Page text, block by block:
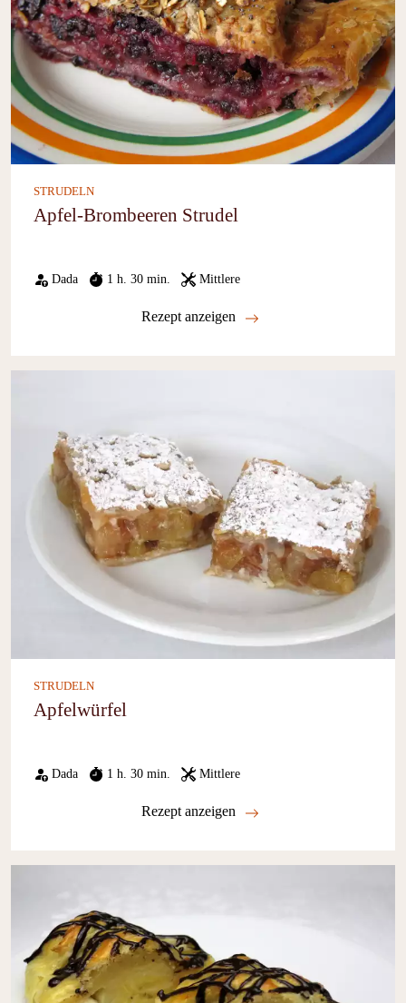
STRUDELN
Apfel-Brombeeren Strudel
Dada 1 h. 30 min. Mittlere
Rezept anzeigen
STRUDELN
Apfelwürfel
Dada 1 h. 30 min. Mittlere
Rezept anzeigen